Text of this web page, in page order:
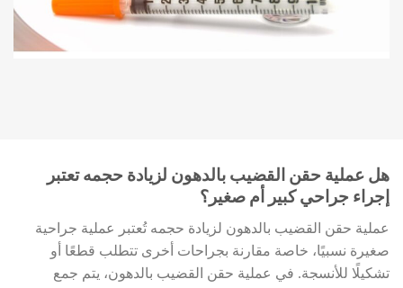
هل عملية حقن القضيب بالدهون لزيادة حجمه تعتبر
إجراء جراحي كبير أم صغير؟
عملية حقن القضيب بالدهون لزيادة حجمه تُعتبر عملية جراحية
صغيرة نسبيًا، خاصة مقارنة بجراحات أخرى تتطلب قطعًا أو
تشكيلًا للأنسجة. في عملية حقن القضيب بالدهون، يتم جمع